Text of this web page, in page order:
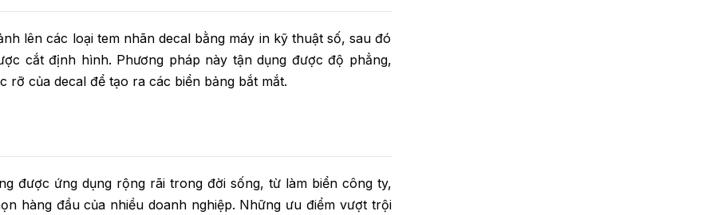
lên các loại tem nhãn decal bằng máy in kỹ thuật số, sau đó
cắt định hình. Phương pháp này tận dụng được độ phẳng,
rỡ của decal để tạo ra các biển bảng bắt mắt.
được ứng dụng rộng rãi trong đời sống, từ làm biển công ty,
hàng đầu của nhiều doanh nghiệp. Những ưu điểm vượt trội